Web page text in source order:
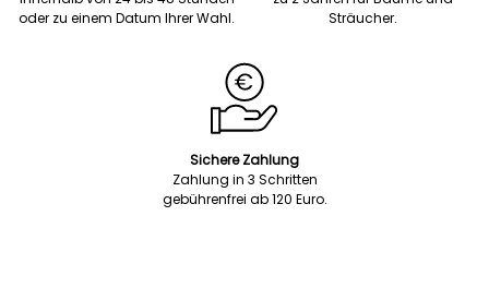
oder zu einem Datum Ihrer Wahl.
Sträucher.
Sichere Zahlung
Zahlung in 3 Schritten
gebührenfrei ab 120 Euro.